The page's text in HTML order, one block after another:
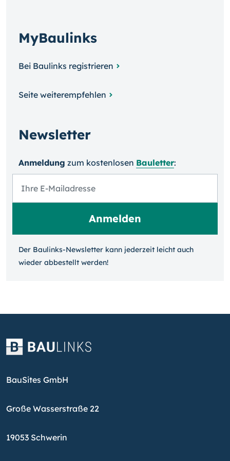
MyBaulinks
Bei Baulinks registrieren
Seite weiterempfehlen
Newsletter
Anmeldung zum kosten­losen Bauletter:
Der Baulinks-Newsletter kann jeder­zeit leicht auch
wieder ab­bestellt werden!
BauSites GmbH
Große Wasserstraße 22
19053 Schwerin